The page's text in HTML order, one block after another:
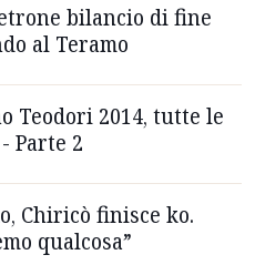
bilancio di fine
al Teramo
Teodori 2014, tutte le
Parte 2
Chiricò finisce ko.
qualcosa”